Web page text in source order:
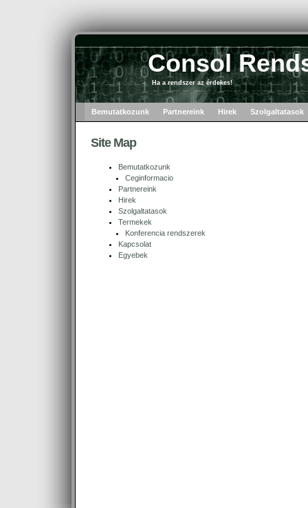
Consol
Ha a rendszer az érdekes!
Bemutatkozunk Partnereink Hirek Szolgaltatasok
Site Map
Bemutatkozunk
Ceginformacio
Partnereink
Hirek
Szolgaltatasok
Termekek
Konferencia rendszerek
Kapcsolat
Egyebek